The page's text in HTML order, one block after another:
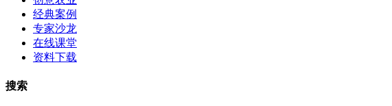
经典案例
专家沙龙
在线课堂
资料下载
搜索